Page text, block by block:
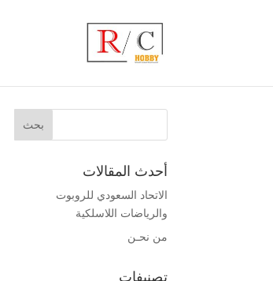
أحدث المقالات
الاتحاد السعودي للروبوت
والرياضات اللاسلكية
من نحـن
تصنيفات